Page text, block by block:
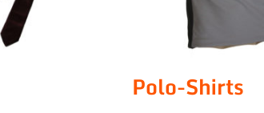
Polo-Shirts